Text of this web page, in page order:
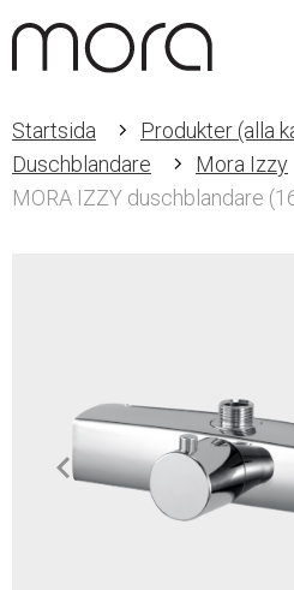
Startsida
Produkter (alla
Duschblandare
Mora Izzy
MORA IZZY duschblandare